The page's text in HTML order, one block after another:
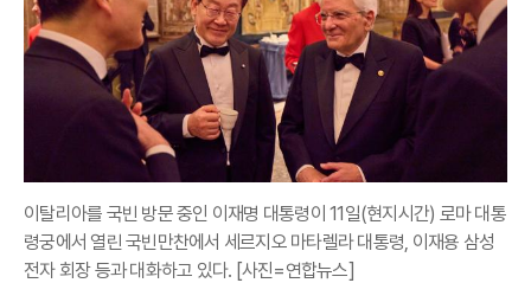
이탈리아를 국빈 방문 중인 이재명 대통령이 11일(현지시간) 로마 대통
령궁에서 열린 국빈만찬에서 세르지오 마타렐라 대통령, 이재용 삼성
전자 회장 등과 대화하고 있다. [사진=연합뉴스]